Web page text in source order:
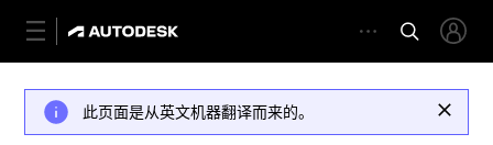
此页面是从英文机器翻译而来的。